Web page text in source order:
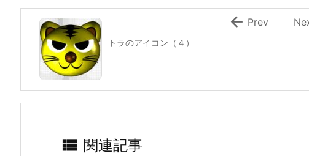
トラのアイコン（４）
 Prev
 関連記事